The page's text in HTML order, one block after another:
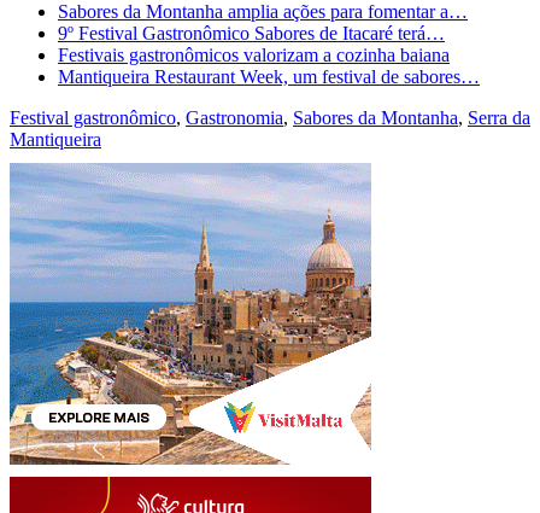
Sabores da Montanha amplia ações para fomentar a…
9º Festival Gastronômico Sabores de Itacaré terá…
Festivais gastronômicos valorizam a cozinha baiana
Mantiqueira Restaurant Week, um festival de sabores…
Festival gastronômico, Gastronomia, Sabores da Montanha, Serra da
Mantiqueira